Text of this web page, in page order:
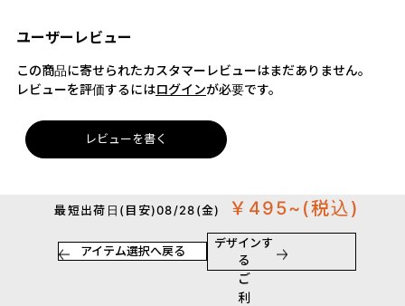
ユーザーレビュー
この商品に寄せられたカスタマーレビューはまだありません。
レビューを評価するにはログインが必要です。
レビューを書く
最短出荷日(目安)08/28(金) ￥495~ (税込)
アイテム選択へ戻る
デザインす
る
ご
利